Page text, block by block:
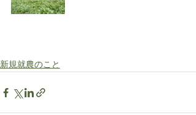
新規就農のこと